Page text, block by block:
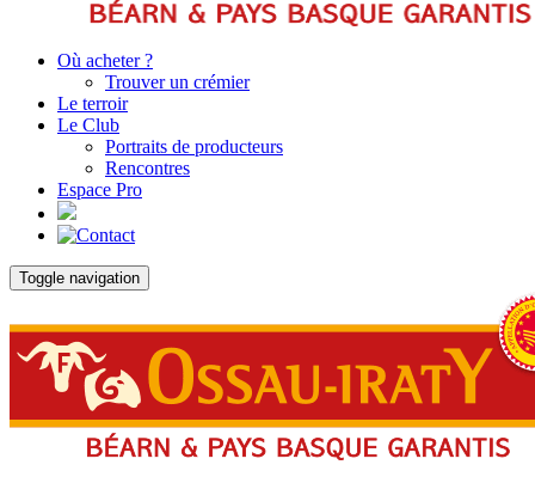
Où acheter ?
Trouver un crémier
Le terroir
Le Club
Portraits de producteurs
Rencontres
Espace Pro
Toggle navigation